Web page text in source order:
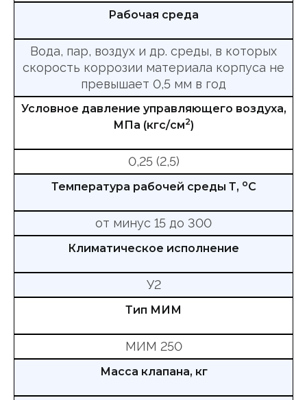
Рабочая среда
Вода, пар, воздух и др. среды, в которых
скорость коррозии материала корпуса не
превышает 0,5 мм в год
Условное давление управляющего воздуха,
МПа (кгс/см2)
0,25 (2,5)
Температура рабочей среды Т, оС
от минус 15 до 300
Климатическое исполнение
У2
Тип МИМ
МИМ 250
Масса клапана, кг